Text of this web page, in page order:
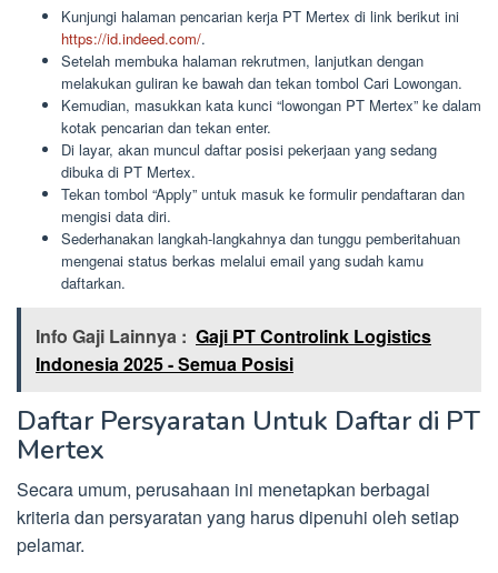
Kunjungi halaman pencarian kerja PT Mertex di link berikut ini
https://id.indeed.com/.
Setelah membuka halaman rekrutmen, lanjutkan dengan
melakukan guliran ke bawah dan tekan tombol Cari Lowongan.
Kemudian, masukkan kata kunci “lowongan PT Mertex” ke dalam
kotak pencarian dan tekan enter.
Di layar, akan muncul daftar posisi pekerjaan yang sedang
dibuka di PT Mertex.
Tekan tombol “Apply” untuk masuk ke formulir pendaftaran dan
mengisi data diri.
Sederhanakan langkah-langkahnya dan tunggu pemberitahuan
mengenai status berkas melalui email yang sudah kamu
daftarkan.
Info Gaji Lainnya : Gaji PT Controlink Logistics
Indonesia 2025 - Semua Posisi
Daftar Persyaratan Untuk Daftar di PT
Mertex
Secara umum, perusahaan ini menetapkan berbagai
kriteria dan persyaratan yang harus dipenuhi oleh setiap
pelamar.